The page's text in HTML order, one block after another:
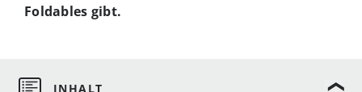
Foldables gibt.